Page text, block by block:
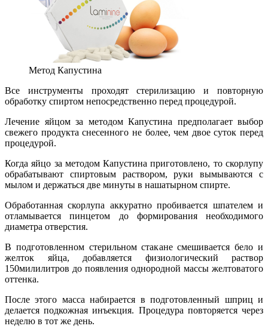
Метод Капустина
Все инструменты проходят стерилизацию и повторную
обработку спиртом непосредственно перед процедурой.
Лечение яйцом за методом Капустина предполагает выбор
свежего продукта снесенного не более, чем двое суток перед
процедурой.
Когда яйцо за методом Капустина приготовлено, то скорлупу
обрабатывают спиртовым раствором, руки вымываются с
мылом и держаться две минуты в нашатырном спирте.
Обработанная скорлупа аккуратно пробивается шпателем и
отламывается пинцетом до формирования необходимого
диаметра отверстия.
В подготовленном стерильном стакане смешивается бело и
желток яйца, добавляется физиологический раствор
150милилитров до появления однородной массы желтоватого
оттенка.
После этого масса набирается в подготовленный шприц и
делается подкожная инъекция. Процедура повторяется через
неделю в тот же день.